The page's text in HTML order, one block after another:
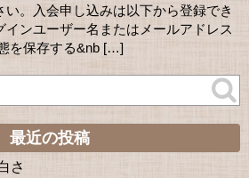
。入会申し込みは以下から登録でき
インユーザー名またはメールアドレス
を保存する&nb […]
最近の投稿
さ